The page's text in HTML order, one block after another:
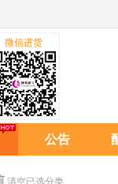
微信进货
公告
清空已选分类